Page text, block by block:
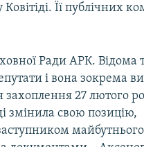
Її публічних
Ради АРК.
і вона зокрема
захоплення 27 лютого
змінила свою позицію,
майбутнього